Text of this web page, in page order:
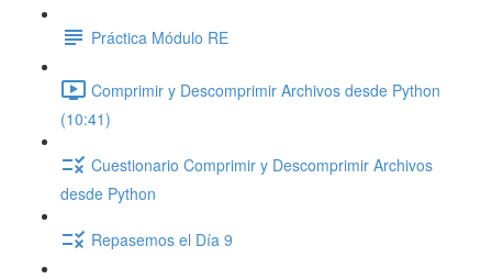
Práctica Módulo RE
Comprimir y Descomprimir Archivos desde Python
(10:41)
Cuestionario Comprimir y Descomprimir Archivos
desde Python
Repasemos el Día 9